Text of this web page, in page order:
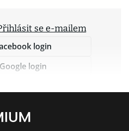
se e-mailem
login
login